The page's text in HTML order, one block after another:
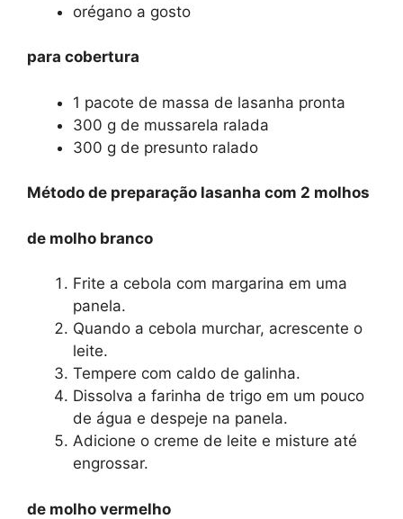
orégano a gosto
para cobertura
1 pacote de massa de lasanha pronta
300 g de mussarela ralada
300 g de presunto ralado
Método de preparação lasanha com 2 molhos
de molho branco
Frite a cebola com margarina em uma
panela.
Quando a cebola murchar, acrescente o
leite.
Tempere com caldo de galinha.
Dissolva a farinha de trigo em um pouco
de água e despeje na panela.
Adicione o creme de leite e misture até
engrossar.
de molho vermelho